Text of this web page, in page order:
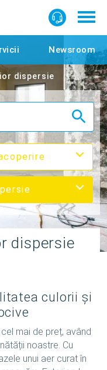
Newsroom
dispersie
dispersie
culorii și
mai de preț, având
noastre. Cu
unui aer curat în